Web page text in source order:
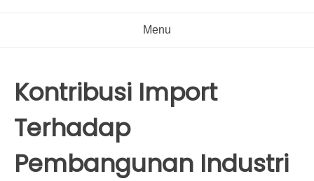
Menu
Kontribusi Import
Terhadap
Pembangunan Industri